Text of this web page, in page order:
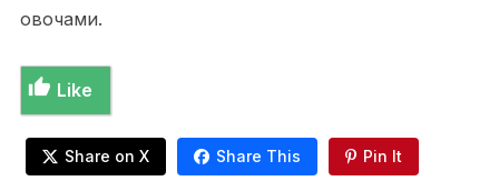
овочами.
Like
Share on X Share This Pin It